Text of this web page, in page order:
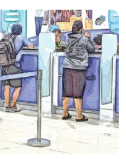
Çoruhlu’ya sattı.